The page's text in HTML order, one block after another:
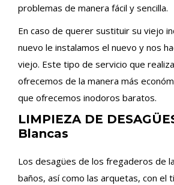
problemas de manera fácil y sencilla.
En caso de querer sustituir su viejo
nuevo le instalamos el nuevo y nos
viejo. Este tipo de servicio que
ofrecemos de la manera más
que ofrecemos inodoros baratos.
LIMPIEZA DE
Blancas
Los desagües de los fregaderos de
baños, así como las arquetas, con el